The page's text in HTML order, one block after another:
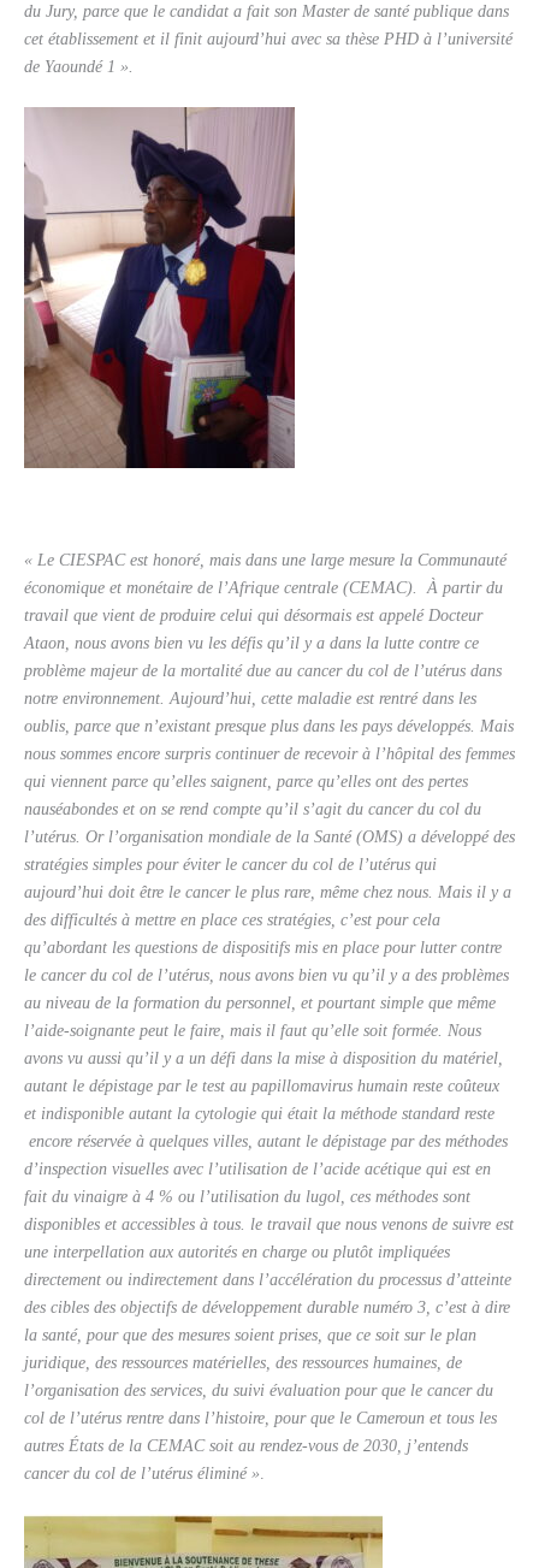
du Jury, parce que le candidat a fait son Master de santé publique dans
cet établissement et il finit aujourd’hui avec sa thèse PHD à l’université
de Yaoundé 1 ».
« Le CIESPAC est honoré, mais dans une large mesure la Communauté
économique et monétaire de l’Afrique centrale (CEMAC). À partir du
travail que vient de produire celui qui désormais est appelé Docteur
Ataon, nous avons bien vu les défis qu’il y a dans la lutte contre ce
problème majeur de la mortalité due au cancer du col de l’utérus dans
notre environnement. Aujourd’hui, cette maladie est rentré dans les
oublis, parce que n’existant presque plus dans les pays développés. Mais
nous sommes encore surpris continuer de recevoir à l’hôpital des femmes
qui viennent parce qu’elles saignent, parce qu’elles ont des pertes
nauséabondes et on se rend compte qu’il s’agit du cancer du col du
l’utérus. Or l’organisation mondiale de la Santé (OMS) a développé des
stratégies simples pour éviter le cancer du col de l’utérus qui
aujourd’hui doit être le cancer le plus rare, même chez nous. Mais il y a
des difficultés à mettre en place ces stratégies, c’est pour cela
qu’abordant les questions de dispositifs mis en place pour lutter contre
le cancer du col de l’utérus, nous avons bien vu qu’il y a des problèmes
au niveau de la formation du personnel, et pourtant simple que même
l’aide-soignante peut le faire, mais il faut qu’elle soit formée. Nous
avons vu aussi qu’il y a un défi dans la mise à disposition du matériel,
autant le dépistage par le test au papillomavirus humain reste coûteux
et indisponible autant la cytologie qui était la méthode standard reste
encore réservée à quelques villes, autant le dépistage par des méthodes
d’inspection visuelles avec l’utilisation de l’acide acétique qui est en
fait du vinaigre à 4 % ou l’utilisation du lugol, ces méthodes sont
disponibles et accessibles à tous. le travail que nous venons de suivre est
une interpellation aux autorités en charge ou plutôt impliquées
directement ou indirectement dans l’accélération du processus d’atteinte
des cibles des objectifs de développement durable numéro 3, c’est à dire
la santé, pour que des mesures soient prises, que ce soit sur le plan
juridique, des ressources matérielles, des ressources humaines, de
l’organisation des services, du suivi évaluation pour que le cancer du
col de l’utérus rentre dans l’histoire, pour que le Cameroun et tous les
autres États de la CEMAC soit au rendez-vous de 2030, j’entends
cancer du col de l’utérus éliminé ».